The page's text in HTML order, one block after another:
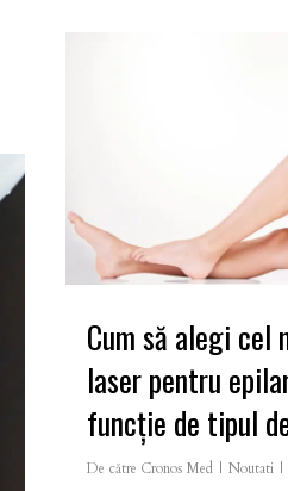
Cum să alegi cel
laser pentru
funcție de tipul
De către Cronos Med Noutati